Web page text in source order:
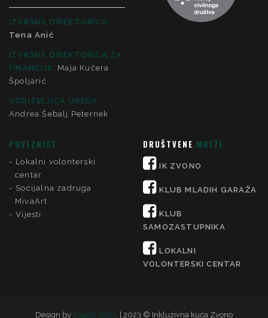
IZVRŠNA DIREKTORICA:
Tena Anić
IZVRŠNA DIREKTORICA ZA
FINANCIJE: Maja Kučera
Špoljarić
VODITELJICA UREDA:
Andrea Šebalj Peternek
POVEZNICE
Lokalni volonterski
centar
Socijalna zadruga
MivaArt
Vijesti
DRUŠTVENE MREŽE
IK ZVONO
KLUB MLADIH GARAŽA
KLUB
SAMOZASTUPNIKA
LOKALNI
VOLONTERSKI CENTAR
Design by Digital Gods . | 2023 © Inkluzivna kuća Zvono